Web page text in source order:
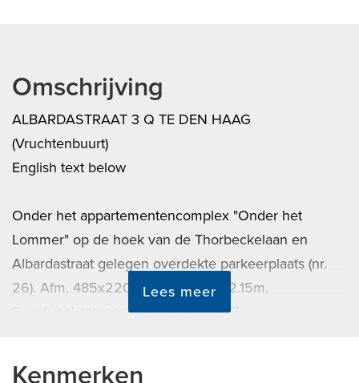
Omschrijving
ALBARDASTRAAT 3 Q TE DEN HAAG
(Vruchtenbuurt)
English text below
Onder het appartementencomplex "Onder het
Lommer" op de hoek van de Thorbeckelaan en
Albardastraat gelegen overdekte parkeerplaats (nr.
26). Afm. 485x220. Doorrijhoogte 2.15m.
Eventueel samen te koop met nr. 27
Lees meer
Kenmerken